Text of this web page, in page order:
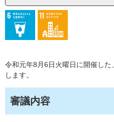
令和元年8月6日火曜日に開催し
します。
審議内容